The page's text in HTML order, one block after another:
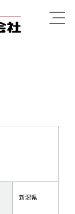
新潟県